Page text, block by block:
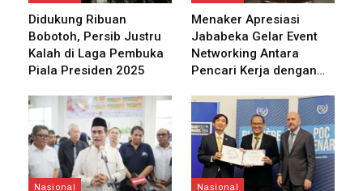
“Setidaknya ditemukan pengabaian kewajiban hukum karena
dan hanya memberikan sanksi administratif. Selanjutnya, tidak
kompeten serta penundaan berlarut dalam penanganan
pengaduan dan penyelesaian sengketa di bidang perdagangan
berjangka komoditi,” jelas Yeka.
Didukung Ribuan
Bobotoh, Persib Justru
Kalah di Laga Pembuka
Piala Presiden 2025
Menaker Apresiasi
Jababeka Gelar Event
Networking Antara
Pencari Kerja dengan…
Nasional Nasional